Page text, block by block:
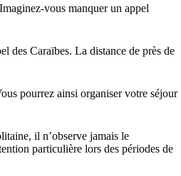
vous manquer un appel
des Caraïbes. La distance de près de
pourrez ainsi organiser votre séjour
il n’observe jamais le
particulière lors des périodes de